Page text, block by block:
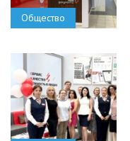
Общество